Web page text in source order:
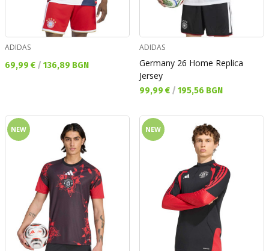
ADIDAS
Текуща цена:
69,99 € / 136,89 BGN
ADIDAS
Germany 26 Home Replica
Jersey
Текуща цена:
99,99 € / 195,56 BGN
NEW NEW